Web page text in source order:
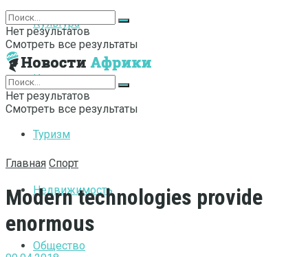
Культура
Интернет
Туризм
Недвижимость
Общество
Нет результатов
Смотреть все результаты
Нет результатов
Смотреть все результаты
Главная Спорт
Modern technologies provide
enormous